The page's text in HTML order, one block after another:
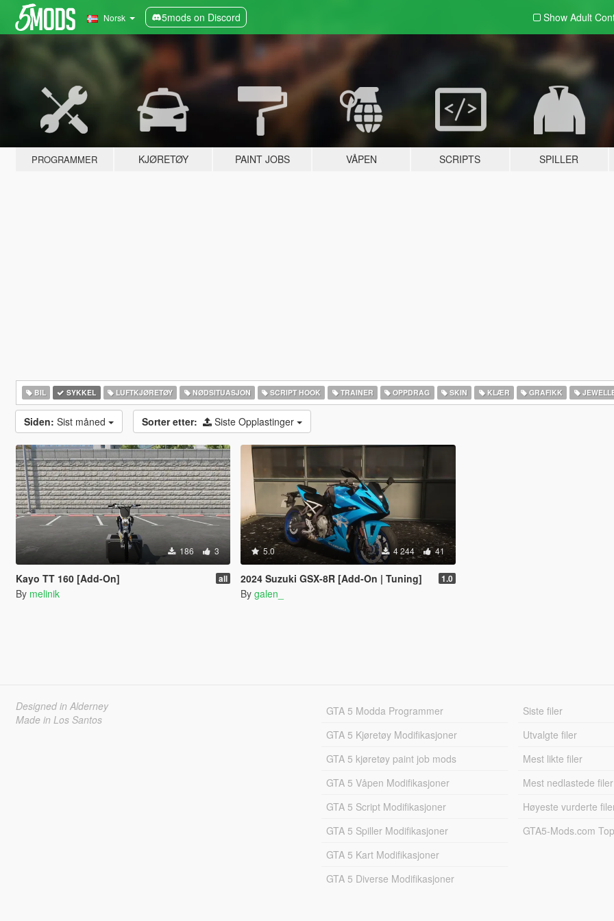
Norsk 5mods on Discord Show Adult
PROGRAMMER KJØRETØY PAINT JOBS VÅPEN SCRIPTS SPILLER
BIL SYKKEL LUFTKJØRETØY NØDSITUASJON SCRIPT HOOK TRAINER OPPDRAG SKIN KLÆR GRAFIKK
Siden: Sist måned Sorter etter: Siste Opplastinger
186 3
Kayo TT 160 [Add-On] all
By melinik
5.0 4 244 41
2024 Suzuki GSX-8R [Add-On | Tuning] 1.0
By galen_
Designed in Alderney
Made in Los Santos
GTA 5 Modda Programmer
GTA 5 Kjøretøy Modifikasjoner
GTA 5 kjøretøy paint job mods
GTA 5 Våpen Modifikasjoner
GTA 5 Script Modifikasjoner
GTA 5 Spiller Modifikasjoner
GTA 5 Kart Modifikasjoner
GTA 5 Diverse Modifikasjoner
Siste filer
Utvalgte filer
Mest likte filer
Mest nedlastede filer
Høyeste vurderte
GTA5-Mods.com